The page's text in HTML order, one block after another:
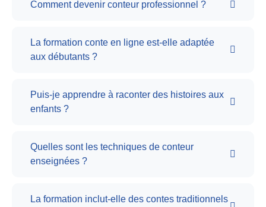
Comment devenir conteur professionnel ?
La formation conte en ligne est-elle adaptée
aux débutants ?
Puis-je apprendre à raconter des histoires aux
enfants ?
Quelles sont les techniques de conteur
enseignées ?
La formation inclut-elle des contes traditionnels